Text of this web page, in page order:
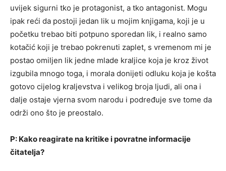
uvijek sigurni tko je protagonist, a tko antagonist. Mogu
ipak reći da postoji jedan lik u mojim knjigama, koji je u
početku trebao biti potpuno sporedan lik, i realno samo
kotačić koji je trebao pokrenuti zaplet, s vremenom mi je
postao omiljen lik jedne mlade kraljice koja je kroz život
izgubila mnogo toga, i morala donijeti odluku koja je košta
gotovo cijelog kraljevstva i velikog broja ljudi, ali ona i
dalje ostaje vjerna svom narodu i podređuje sve tome da
održi ono što je preostalo.
P: Kako reagirate na kritike i povratne informacije
čitatelja?